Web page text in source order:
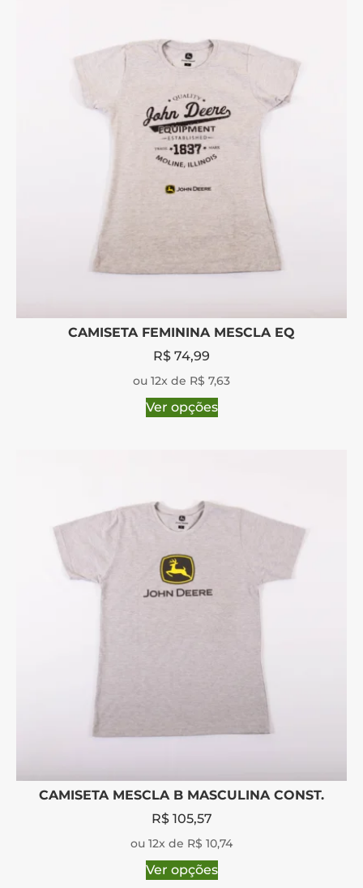
CAMISETA FEMININA MESCLA EQ
R$ 74,99
ou 12x de R$ 7,63
Ver opções
CAMISETA MESCLA B MASCULINA CONST.
R$105,57
ou 12x de R$ 10,74
Ver opções